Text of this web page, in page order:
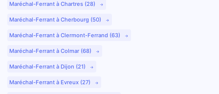
Maréchal-Ferrant à Chartres (28)
Maréchal-Ferrant à Cherbourg (50)
Maréchal-Ferrant à Clermont-Ferrand (63)
Maréchal-Ferrant à Colmar (68)
Maréchal-Ferrant à Dijon (21)
Maréchal-Ferrant à Evreux (27)